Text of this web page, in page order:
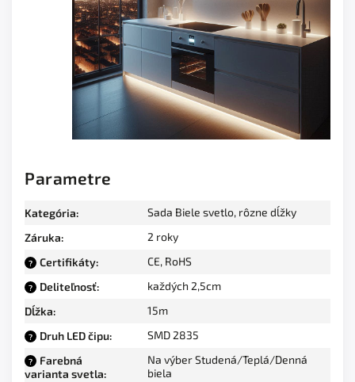
Parametre
Kategória:
Sada Biele svetlo, rôzne dĺžky
Záruka: 2 roky
? Certifikáty: CE, RoHS
? Deliteľnosť:
každých 2,5cm
Dĺžka: 15m
? Druh LED čipu: SMD 2835
?
Farebná
varianta svetla:
Na výber Studená/Teplá/Denná
biela